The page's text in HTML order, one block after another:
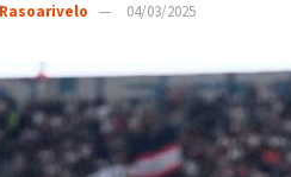
04/03/2025